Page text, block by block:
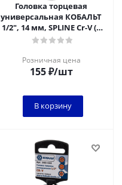
Головка торцевая
универсальная КОБАЛЬТ
1/2", 14 мм, SPLINE Cr-V (1
шт.) подвес
Розничная цена
155₽/шт
В корзину